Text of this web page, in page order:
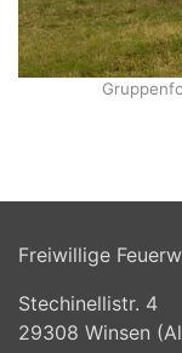
Freiwillige
Stechinellistr. 4
29308 Winsen